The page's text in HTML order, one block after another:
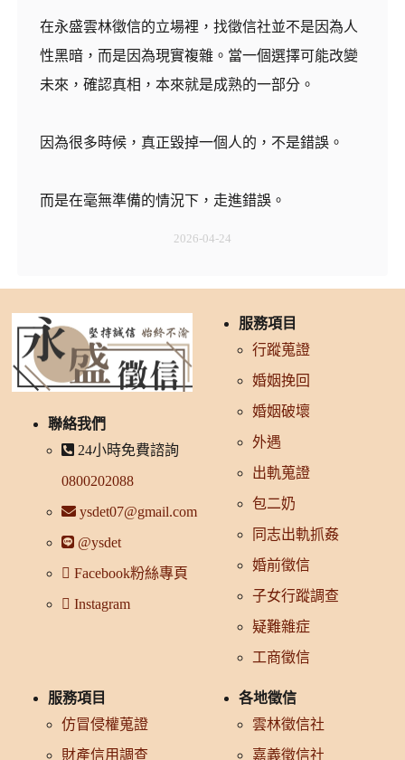
在永盛雲林徵信的立場裡，找徵信社並不是因為人
性黑暗，而是因為現實複雜。當一個選擇可能改變
未來，確認真相，本來就是成熟的一部分。
因為很多時候，真正毀掉一個人的，不是錯誤。
而是在毫無準備的情況下，走進錯誤。
2026-04-24
聯絡我們
24小時免費諮詢
0800202088
ysdet07@gmail.com
@ysdet
Facebook粉絲專頁
Instagram
服務項目
行蹤蒐證
婚姻挽回
婚姻破壞
外遇
出軌蒐證
包二奶
同志出軌抓姦
婚前徵信
子女行蹤調查
疑難雜症
工商徵信
服務項目
仿冒侵權蒐證
財產信用調查
各地徵信
雲林徵信社
嘉義徵信社